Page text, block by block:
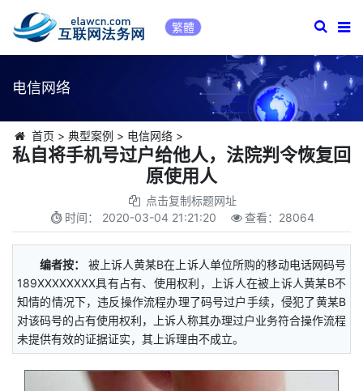
繁體
电信网络
首页 > 典型案例 > 电信网络>
私自将手机号过户给他人，法院判令恢复回
原使用人
点击复制标题网址
时间： 2020-03-04 21:21:20 查看： 28064
编者按：
被上诉人黄某B在上诉人单位所购的移动电话网码号
189XXXXXXXX具有占有、使用权利，上诉人在被上诉人黄某B不
知情的情况下，违反操作流程办理了码号过户手续，侵犯了黄某B
对该码号的占有使用权利，上诉人称其办理过户业务符合操作流程
未提供有效的证据证实，其上诉理由不成立。